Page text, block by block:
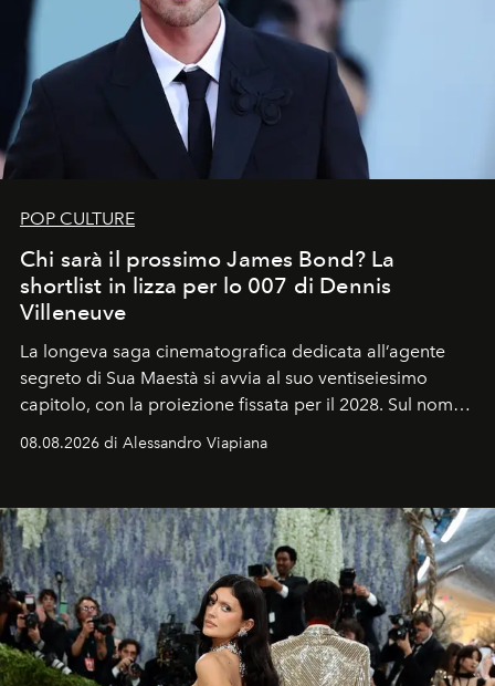
POP CULTURE
Chi sarà il prossimo James Bond? La
shortlist in lizza per lo 007 di Dennis
Villeneuve
La longeva saga cinematografica dedicata all’agente
segreto di Sua Maestà si avvia al suo ventiseiesimo
capitolo, con la proiezione fissata per il 2028. Sul nome
Craig, però, regna ancora il più assoluto riserbo.
08.08.2026 di Alessandro Viapiana